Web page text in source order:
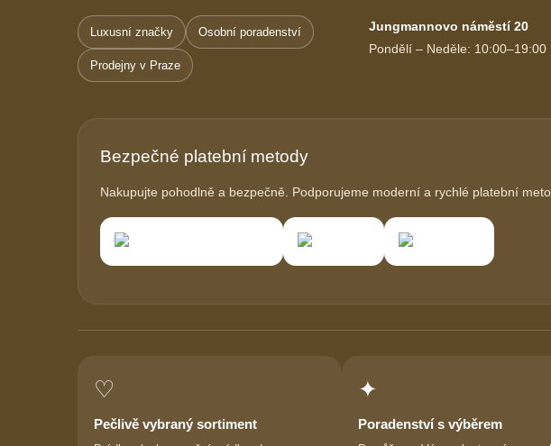
Luxusní značky Osobní poradenství
Prodejny v Praze
Jungmannovo náměstí 20
Pondělí – Neděle: 10:00–19:00
Bezpečné platební metody
Nakupujte pohodlně a bezpečně. Podporujeme moderní a rychlé platební
♡
Pečlivě vybraný sortiment
✦
Poradenství s výběrem